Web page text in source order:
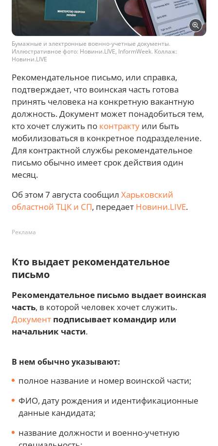
Бумажные и электронные военно-учетные документы.
Иллюстративное фото: Новини.LIVE, InformWeek. Коллаж:
Новини.LIVE
Рекомендательное письмо, или справка,
подтверждает, что воинская часть готова
принять человека на конкретную вакантную
должность. Документ может понадобиться тем,
кто хочет служить по контракту или быть
мобилизоваться в конкретное подразделение.
Для контрактной службы рекомендательное
письмо обычно имеет срок действия один
месяц.
Об этом 7 августа сообщил Харьковский
областной ТЦК и СП, передает Новини.LIVE.
Реклама
Кто выдает рекомендательное
письмо
Рекомендательное письмо выдает воинская
часть, в которой человек хочет служить.
Документ подписывает командир или
начальник части.
В нем обычно указывают:
полное название и номер воинской части;
ФИО, дату рождения и идентификационные
данные кандидата;
название должности и военно-учетную